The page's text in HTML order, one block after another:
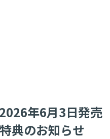
年6月3日発売
典のお知らせ